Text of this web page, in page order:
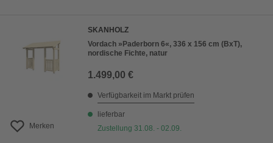
Merken
SKANHOLZ
Vordach »Paderborn 6«, 336 x 156 cm (BxT),
nordische Fichte, natur
1.499,00 €
Verfügbarkeit im Markt prüfen
lieferbar
Zustellung 31.08. - 02.09.